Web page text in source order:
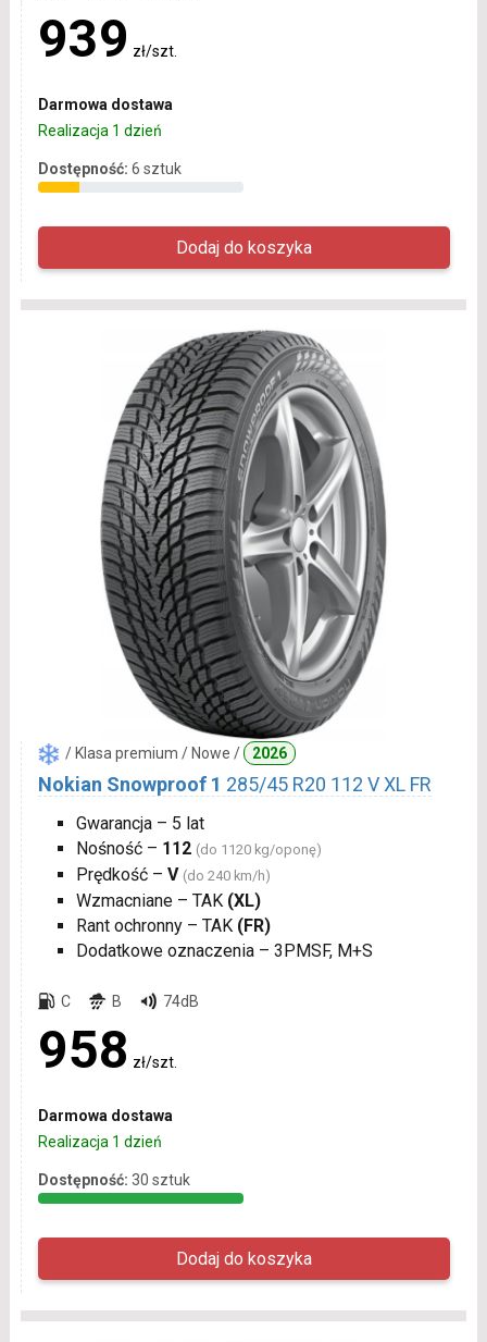
939 zł/szt.
Darmowa dostawa
Realizacja 1 dzień
Dostępność: 6 sztuk
/ Klasa premium / Nowe / 2026
Nokian Snowproof 1 285/45 R20 112 V XL FR
Gwarancja – 5 lat
Nośność – 112 (do 1120 kg/oponę)
Prędkość – V (do 240 km/h)
Wzmacniane – TAK (XL)
Rant ochronny – TAK (FR)
Dodatkowe oznaczenia – 3PMSF, M+S
C B 74dB
958 zł/szt.
Darmowa dostawa
Realizacja 1 dzień
Dostępność: 30 sztuk